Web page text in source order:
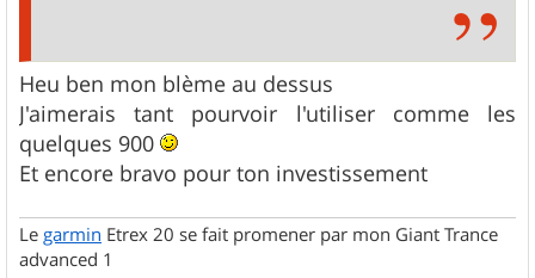
Heu ben mon blème au dessus
J'aimerais tant pourvoir l'utiliser comme les
quelques 900
Et encore bravo pour ton investissement
Le garmin Etrex 20 se fait promener par mon Giant Trance
advanced 1